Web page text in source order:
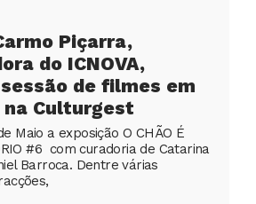
Piçarra,
do ICNOVA,
de filmes em
na Culturgest
Maio a exposição O CHÃO É
#6 com curadoria de Catarina
Barroca. Dentre várias